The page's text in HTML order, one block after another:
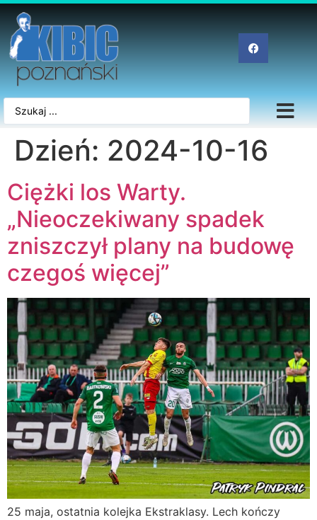
Dzień: 2024-10-16
Ciężki los Warty.
„Nieoczekiwany spadek
zniszczył plany na budowę
czegoś więcej”
25 maja, ostatnia kolejka Ekstraklasy. Lech kończy